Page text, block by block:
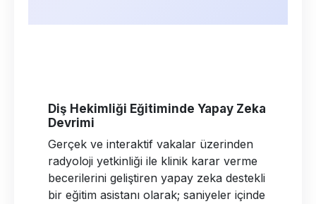
Diş Hekimliği Eğitiminde Yapay Zeka
Devrimi
Gerçek ve interaktif vakalar üzerinden
radyoloji yetkinliği ile klinik karar verme
becerilerini geliştiren yapay zeka destekli
bir eğitim asistanı olarak; saniyeler içinde